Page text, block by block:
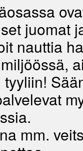
juomat
nauttia
mm.